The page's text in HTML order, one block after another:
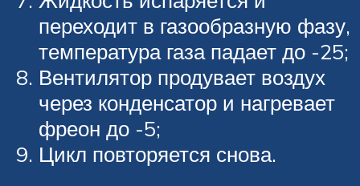
переходит в газообразную фазу,
температура газа падает до -25;
Вентилятор продувает воздух
через конденсатор и нагревает
фреон до -5;
Цикл повторяется снова.